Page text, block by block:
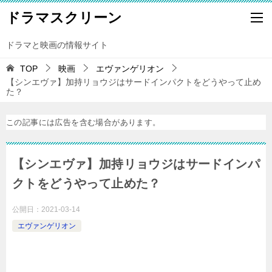
ドラマスクリーン
ドラマと映画の情報サイト
TOP 映画
エヴァンゲリオン
【シンエヴァ】加持リョウジはサードインパクトをどうやって止め
た？
この記事には広告を含む場合があります。
【シンエヴァ】加持リョウジはサードインパ
クトをどうやって止めた？
公開日： 2021-03-14
エヴァンゲリオン